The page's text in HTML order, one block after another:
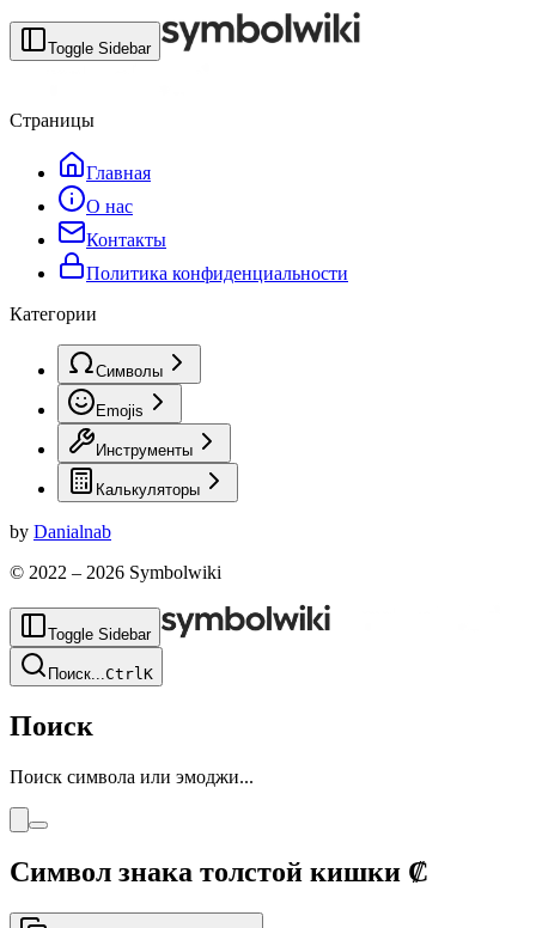
Toggle Sidebar
Страницы
Главная
О нас
Контакты
Политика конфиденциальности
Категории
Символы
Emojis
Инструменты
Калькуляторы
by Danialnab
© 2022 – 2026 Symbolwiki
Toggle Sidebar
Поиск...CtrlK
Поиск
Поиск символа или эмоджи...
Символ знака толстой кишки ₡